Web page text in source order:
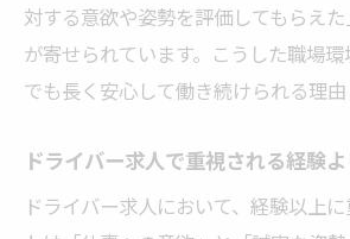
対する意欲や姿勢を評価してもらえ
が寄せられています。こうした職場
でも長く安心して働き続けられる理由
ドライバー求人で重視される経験
ドライバー求人において、経験以上